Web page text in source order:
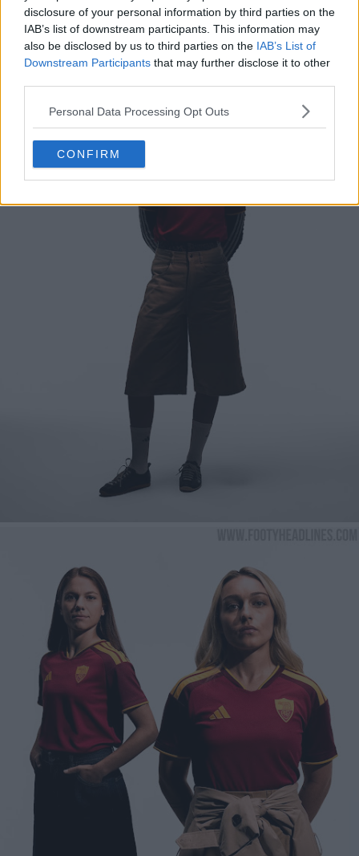
disclosure of your personal information by third parties on the
IAB’s list of downstream participants. This information may
also be disclosed by us to third parties on the IAB’s List of
Downstream Participants that may further disclose it to other
Personal Data Processing Opt Outs
CONFIRM